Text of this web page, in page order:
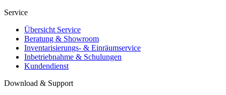
Service
Übersicht Service
Beratung & Showroom
Inventarisierungs- & Einräumservice
Inbetriebnahme & Schulungen
Kundendienst
Download & Support